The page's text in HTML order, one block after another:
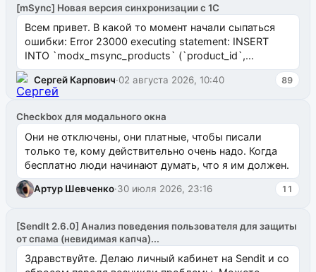
[mSync] Новая версия синхронизации с 1С
Всем привет. В какой то момент начали сыпаться
ошибки: Error 23000 executing statement: INSERT
INTO `modx_msync_products` (`product_id`,
`uuid_1c`) VALUES ...
Сергей Карпович·02 августа 2026, 10:40 89
Checkbox для модального окна
Они не отключены, они платные, чтобы писали
только те, кому действительно очень надо. Когда
бесплатно люди начинают думать, что я им должен.
Артур Шевченко·30 июля 2026, 23:16 11
[SendIt 2.6.0] Анализ поведения пользователя для защиты
от спама (невидимая капча)...
Здравствуйте. Делаю личный кабинет на Sendit и со